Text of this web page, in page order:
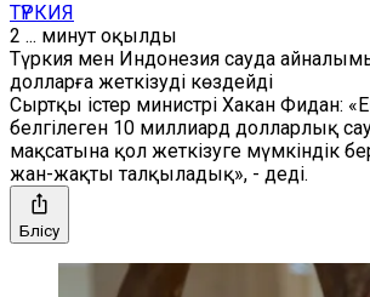
ТҮРКИЯ
2 ... минут оқылды
Түркия мен Индонезия сауда
долларға жеткізуді көздейді
Сыртқы істер министрі Хакан Фидан:
белгілеген 10 миллиард долларлық
мақсатына қол жеткізуге мүмкіндік
жан-жақты талқыладық», - деді.
Бөлісу